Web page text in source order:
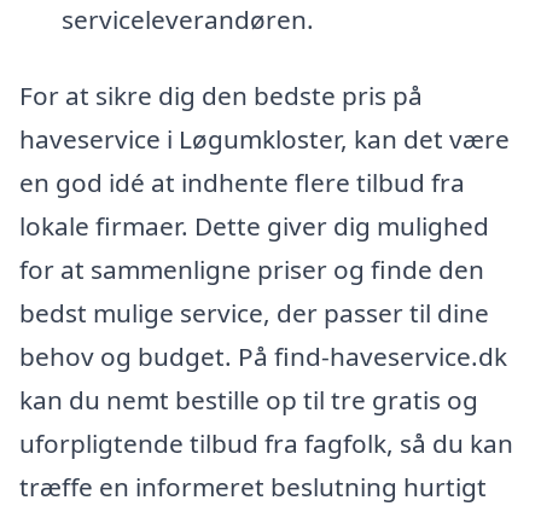
serviceleverandøren.
For at sikre dig den bedste pris på
haveservice i Løgumkloster, kan det være
en god idé at indhente flere tilbud fra
lokale firmaer. Dette giver dig mulighed
for at sammenligne priser og finde den
bedst mulige service, der passer til dine
behov og budget. På find-haveservice.dk
kan du nemt bestille op til tre gratis og
uforpligtende tilbud fra fagfolk, så du kan
træffe en informeret beslutning hurtigt